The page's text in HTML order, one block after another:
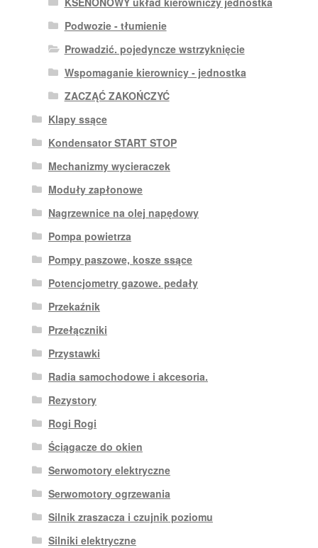
Podwozie - tłumienie
Prowadzić. pojedyncze wstrzyknięcie
Wspomaganie kierownicy - jednostka
ZACZĄĆ ZAKOŃCZYĆ
Klapy ssące
Kondensator START STOP
Mechanizmy wycieraczek
Moduły zapłonowe
Nagrzewnice na olej napędowy
Pompa powietrza
Pompy paszowe, kosze ssące
Potencjometry gazowe. pedały
Przekaźnik
Przełączniki
Przystawki
Radia samochodowe i akcesoria.
Rezystory
Rogi Rogi
Ściągacze do okien
Serwomotory elektryczne
Serwomotory ogrzewania
Silnik zraszacza i czujnik poziomu
Silniki elektryczne